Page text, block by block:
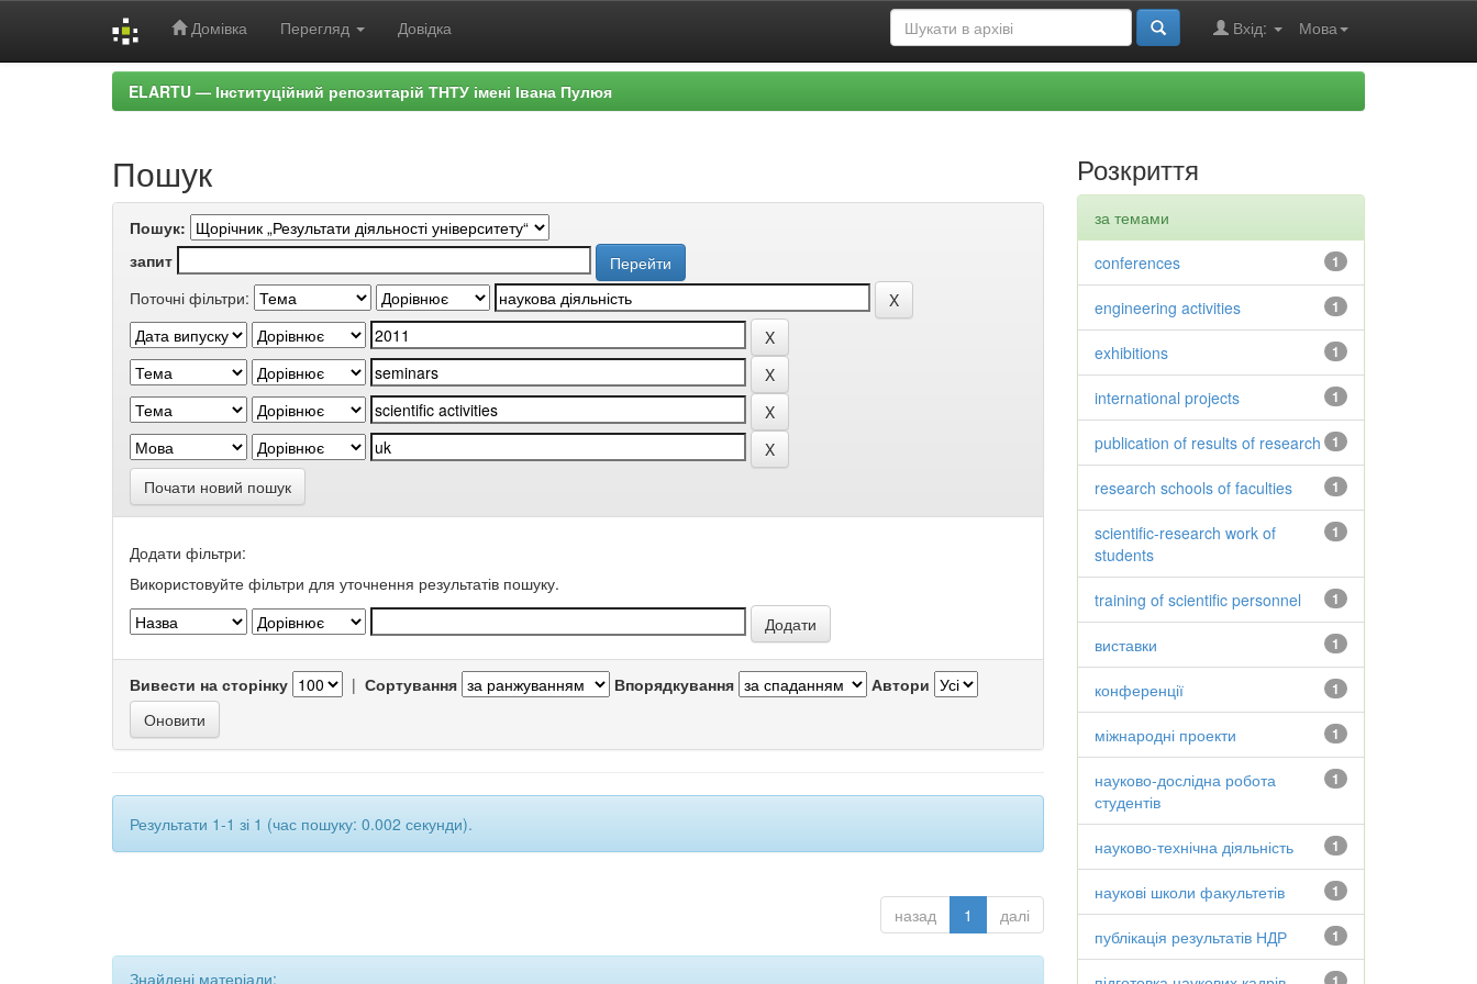
Домівка Перегляд Довідка Мова
Вхід:
ELARTU — Інституційний репозитарій ТНТУ імені Івана Пулюя
Пошук
Пошук:
запит
Поточні фільтри:
Почати новий пошук
Додати фільтри:
Використовуйте фільтри для уточнення результатів пошуку.
Вивести на сторінку | Сортування Впорядкування Автори
Результати 1-1 зі 1 (час пошуку: 0.002 секунди).
назад 1 далі
Знайдені матеріали:
Розкриття
за темами
1
conferences
1
engineering activities
1
exhibitions
1
international projects
1
publication of results of research
1
research schools of faculties
1
scientific-research work of
students
1
training of scientific personnel
1
виставки
1
конференції
1
міжнародні проекти
1
науково-дослідна робота
студентів
1
науково-технічна діяльність
1
наукові школи факультетів
1
публікація результатів НДР